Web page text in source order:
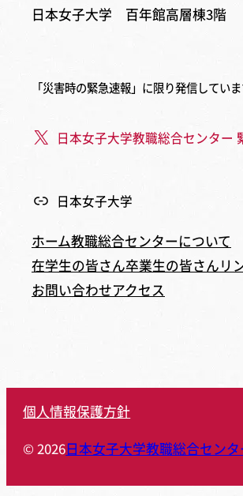
日本女子大学 百年館高層棟3階
「災害時の緊急速報」に限り発信していま
日本女子大学教職総合センター
日本女子大学
ホーム教職総合センターについて
在学生の皆さん卒業生の皆さんリ
お問い合わせアクセス
個人情報保護方針
© 2026日本女子大学教職総合センタ